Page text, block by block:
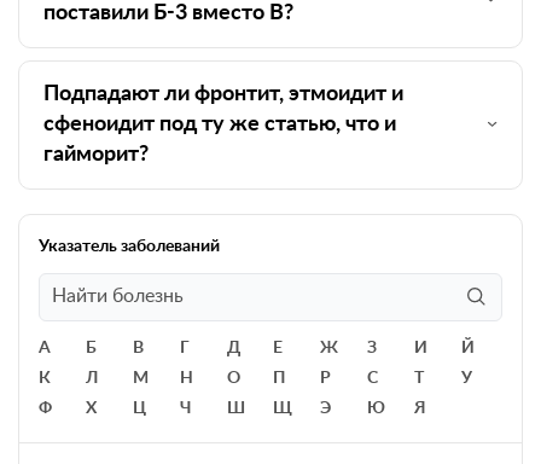
поставили Б-3 вместо В?
Подпадают ли фронтит, этмоидит и
сфеноидит под ту же статью, что и
гайморит?
Указатель заболеваний
А Б В Г Д Е Ж З И
Й
К
Л М Н О П Р С Т
У
Ф
Х Ч Э Ю Я